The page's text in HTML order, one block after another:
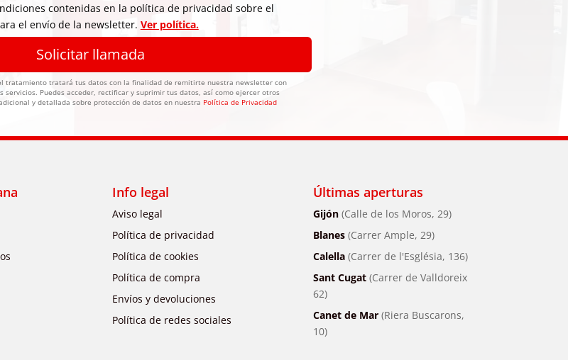
contenidas en la política de privacidad sobre el
el envío de la newsletter. Ver política.
Solicitar llamada
tratamiento tratará tus datos con la finalidad de remitirte nuestra newsletter con
servicios. Puedes acceder, rectificar y suprimir tus datos, así como ejercer otros
y detallada sobre protección de datos en nuestra Política de Privacidad
Info legal
Aviso legal
Política de privacidad
Política de cookies
Política de compra
Envíos y devoluciones
Política de redes sociales
Últimas aperturas
Gijón(Calle de los Moros, 29)
Blanes(Carrer Ample, 29)
Calella(Carrer de l'Església, 136)
Sant Cugat(Carrer de Valldoreix
62)
Canet de Mar(Riera Buscarons,
10)